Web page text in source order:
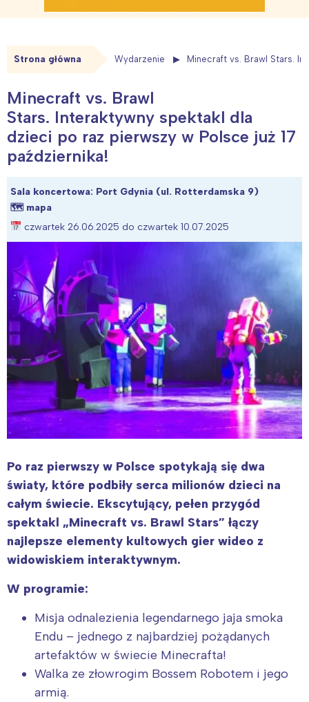
Strona główna Wydarzenie Minecraft vs. Brawl Stars.
Minecraft vs. Brawl
Stars. Interaktywny spektakl dla
dzieci po raz pierwszy w Polsce już 17
października!
Sala koncertowa: Port Gdynia (ul. Rotterdamska 9)
🗺 mapa
czwartek 26.06.2025 do czwartek 10.07.2025
Po raz pierwszy w Polsce spotykają się dwa
światy, które podbiły serca milionów dzieci na
całym świecie. Ekscytujący, pełen przygód
spektakl „Minecraft vs. Brawl Stars” łączy
najlepsze elementy kultowych gier wideo z
widowiskiem interaktywnym.
W programie:
Misja odnalezienia legendarnego jaja smoka
Endu – jednego z najbardziej pożądanych
artefaktów w świecie Minecrafta!
Walka ze złowrogim Bossem Robotem i jego
armią.